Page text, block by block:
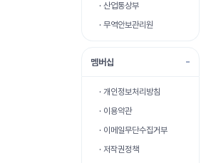
· 산업통상부
· 무역안보관리원
멤버십
· 개인정보처리방침
· 이용약관
· 이메일무단수집거부
· 저작권정책